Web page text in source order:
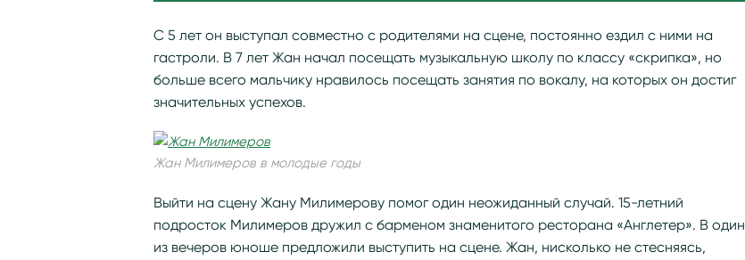
С 5 лет он выступал совместно с родителями на сцене, постоянно ездил с ними на
гастроли. В 7 лет Жан начал посещать музыкальную школу по классу «скрипка», но
больше всего мальчику нравилось посещать занятия по вокалу, на которых он достиг
значительных успехов.
Жан Милимеров в молодые годы
Выйти на сцену Жану Милимерову помог один неожиданный случай. 15-летний
подросток Милимеров дружил с барменом знаменитого ресторана «Англетер». В один
из вечеров юноше предложили выступить на сцене. Жан, нисколько не стесняясь,